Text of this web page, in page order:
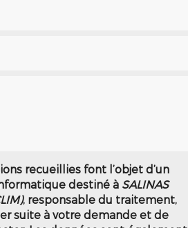
recueillies font l’objet d’un
destiné àSALINAS
, responsable du traitement,
suite à votre demande et de